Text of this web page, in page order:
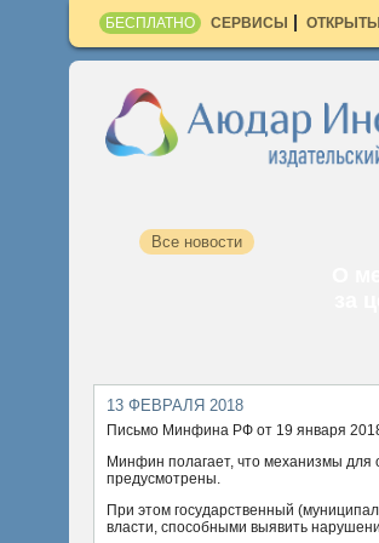
БЕСПЛАТНО СЕРВИСЫ
Все новости
13 ФЕВРАЛЯ 2018
Письмо Минфина РФ от 19 января
Минфин полагает, что механизмы
предусмотрены.
При этом государственный
власти, способными выявить